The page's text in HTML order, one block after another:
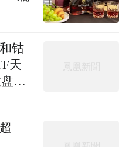
嵌入式特征比较明
局面的原因固然很
观念上、发展理念
的较重，对优势特
济全球化背景下国
钴
天
中
年